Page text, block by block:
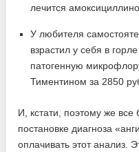
лечится
У любителя
взрастил у себя в
патогенную
Тиментином за 2850
И, кстати, поэтому же
постановке диагноза
оплачивать этот анализ.